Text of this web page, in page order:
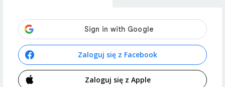
Zaloguj się z Facebook
Zaloguj się z Apple